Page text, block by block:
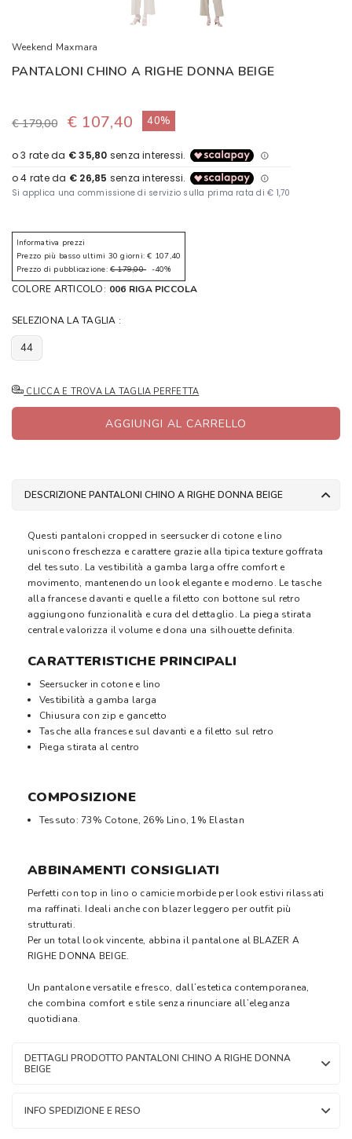
Weekend Maxmara
PANTALONI CHINO A RIGHE DONNA BEIGE
€ 179,00 € 107,40 40%
Informativa prezzi
Prezzo più basso ultimi 30 giorni: € 107,40
Prezzo di pubblicazione: € 179,00-40%
COLORE ARTICOLO: 006 RIGA PICCOLA
SELEZIONA LA TAGLIA :
44
CLICCA E TROVA LA TAGLIA PERFETTA
AGGIUNGI AL CARRELLO
DESCRIZIONE PANTALONI CHINO A RIGHE DONNA BEIGE
Questi pantaloni cropped in seersucker di cotone e lino
uniscono freschezza e carattere grazie alla tipica texture goffrata
del tessuto. La vestibilità a gamba larga offre comfort e
movimento, mantenendo un look elegante e moderno. Le tasche
alla francese davanti e quelle a filetto con bottone sul retro
aggiungono funzionalità e cura del dettaglio. La piega stirata
centrale valorizza il volume e dona una silhouette definita.
CARATTERISTICHE PRINCIPALI
Seersucker in cotone e lino
Vestibilità a gamba larga
Chiusura con zip e gancetto
Tasche alla francese sul davanti e a filetto sul retro
Piega stirata al centro
COMPOSIZIONE
Tessuto: 73% Cotone, 26% Lino, 1% Elastan
ABBINAMENTI CONSIGLIATI
Perfetti con top in lino o camicie morbide per look estivi rilassati
ma raffinati. Ideali anche con blazer leggero per outfit più
strutturati.
Per un total look vincente, abbina il pantalone al BLAZER A
RIGHE DONNA BEIGE.
Un pantalone versatile e fresco, dall’estetica contemporanea,
che combina comfort e stile senza rinunciare all’eleganza
quotidiana.
DETTAGLI PRODOTTO PANTALONI CHINO A RIGHE DONNA
BEIGE
INFO SPEDIZIONE E RESO